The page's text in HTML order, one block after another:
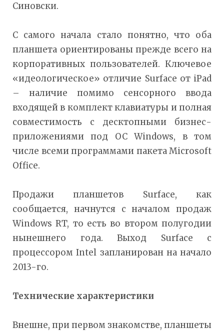
Синовски.
С самого начала стало понятно, что оба
планшета ориентированы прежде всего на
корпоративных пользователей. Ключевое
«идеологическое» отличие Surface от iPad
– наличие помимо сенсорного ввода
входящей в комплект клавиатуры и полная
совместимость с десктопными бизнес-
приложениями под ОС Windows, в том
числе всеми программами пакета Microsoft
Office.
Продажи планшетов Surface, как
сообщается, начнутся с началом продаж
Windows RT, то есть во втором полугодии
нынешнего года. Выход Surface с
процессором Intel запланирован на начало
2013-го.
Технические характеристики
Внешне, при первом знакомстве, планшеты